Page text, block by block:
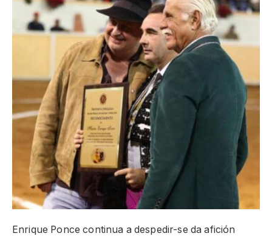
Enrique Ponce continua a despedir-se da afición